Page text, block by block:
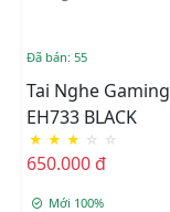
Đã bán: 55
Tai Nghe
EH733 BLACK
★ ★ ★ ☆ ☆
650.000 đ
Mới 100%